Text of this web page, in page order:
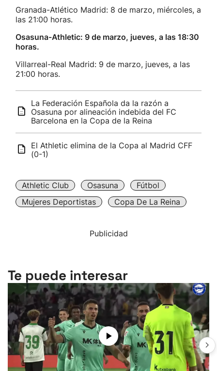
Granada-Atlético Madrid: 8 de marzo, miércoles, a
las 21:00 horas.
Osasuna-Athletic: 9 de marzo, jueves, a las 18:30
horas.
Villarreal-Real Madrid: 9 de marzo, jueves, a las
21:00 horas.
La Federación Española da la razón a
Osasuna por alineación indebida del FC
Barcelona en la Copa de la Reina
El Athletic elimina de la Copa al Madrid CFF
(0-1)
Athletic Club Osasuna
Fútbol
Mujeres Deportistas
Copa De La Reina
Publicidad
Te puede interesar